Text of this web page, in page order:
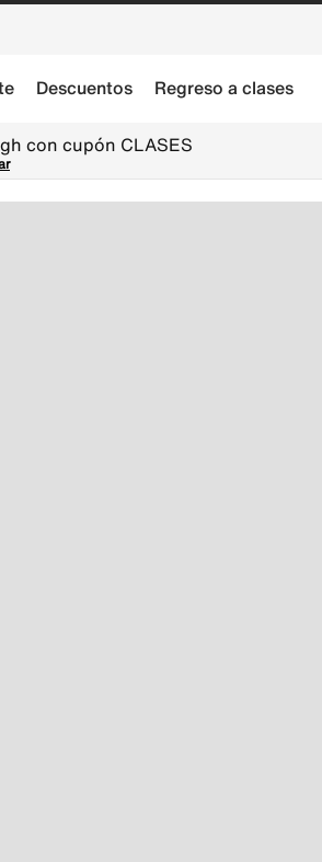
Descuentos Regreso a clases
con cupón CLASES